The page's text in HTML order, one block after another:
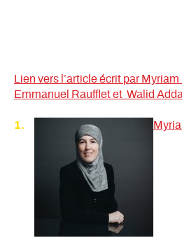
Lien vers l’article écrit par
Emmanuel Raufflet et Walid